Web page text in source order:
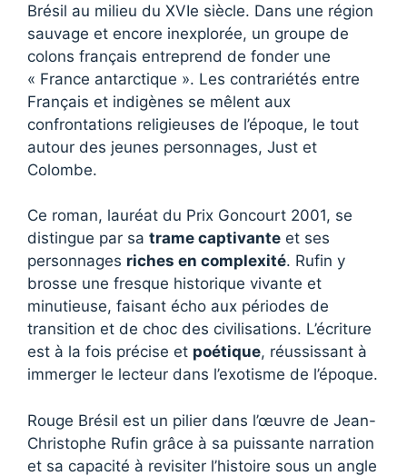
Brésil au milieu du XVIe siècle. Dans une région
sauvage et encore inexplorée, un groupe de
colons français entreprend de fonder une
« France antarctique ». Les contrariétés entre
Français et indigènes se mêlent aux
confrontations religieuses de l’époque, le tout
autour des jeunes personnages, Just et
Colombe.
Ce roman, lauréat du Prix Goncourt 2001, se
distingue par sa trame captivante et ses
personnages riches en complexité. Rufin y
brosse une fresque historique vivante et
minutieuse, faisant écho aux périodes de
transition et de choc des civilisations. L’écriture
est à la fois précise et poétique, réussissant à
immerger le lecteur dans l’exotisme de l’époque.
Rouge Brésil est un pilier dans l’œuvre de Jean-
Christophe Rufin grâce à sa puissante narration
et sa capacité à revisiter l’histoire sous un angle